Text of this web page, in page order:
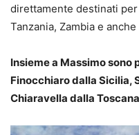
direttamente destinati
Tanzania, Zambia e
Insieme a Massimo sono
Finocchiaro dalla Sicilia,
Chiaravella dalla